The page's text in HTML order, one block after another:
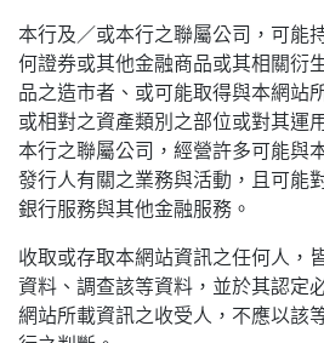
本行及／或本行之聯屬公司，可能
何證券或其他金融商品或其相關衍
品之造市者、或可能取得與本網站
或相對之資產類別之部位或對其運
本行之聯屬公司，經營許多可能與
發行人有關之業務與活動，且可能
銀行服務與其他金融服務。
收取或存取本網站資訊之任何人，
資料、調查該等資料，並於其認定
網站所載資訊之收受人，不應以該